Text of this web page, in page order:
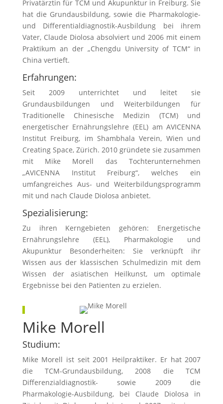
Privatärztin für TCM und Akupunktur in Freiburg. Sie
hat die Grundausbildung, sowie die Pharmakologie-
und Differentialdiagnostik-Ausbildung bei ihrem
Vater, Claude Diolosa absolviert und 2006 mit einem
Praktikum an der „Chengdu University of TCM“ in
China vertieft.
Erfahrungen:
Seit 2009 unterrichtet und leitet sie
Grundausbildungen und Weiterbildungen für
Traditionelle Chinesische Medizin (TCM) und
energetischer Ernährungslehre (EEL) am AVICENNA
Institut Freiburg, im Shambhala Verein, Wien und
Creating Space, Zürich. 2010 gründete sie zusammen
mit Mike Morell das Tochterunternehmen
„AVICENNA Institut Freiburg“, welches ein
umfangreiches Aus- und Weiterbildungsprogramm
mit und nach Claude Diolosa anbietet.
Spezialisierung:
Zu ihren Kerngebieten gehören: Energetische
Ernährungslehre (EEL), Pharmakologie und
Akupunktur Besonderheiten: Sie verknüpft ihr
Wissen aus der klassischen Schulmedizin mit dem
Wissen der asiatischen Heilkunst, um optimale
Ergebnisse bei den Patienten zu erzielen.
Mike Morell
Studium:
Mike Morell ist seit 2001 Heilpraktiker. Er hat 2007
die TCM-Grundausbildung, 2008 die TCM
Differenzialdiagnostik- sowie 2009 die
Pharmakologie-Ausbildung, bei Claude Diolosa in